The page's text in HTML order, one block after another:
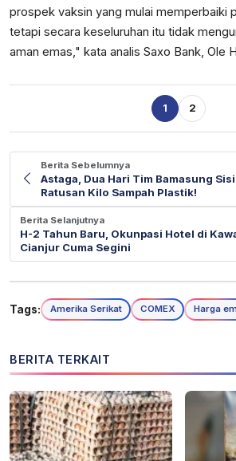
prospek vaksin yang mulai memperbaiki
tetapi secara keseluruhan itu tidak
aman emas," kata analis Saxo Bank, Ole
1 2
Berita Sebelumnya
Astaga, Dua Hari Tim Bamasung
Ratusan Kilo Sampah Plastik!
Berita Selanjutnya
H-2 Tahun Baru, Okunpasi Hotel di
Cianjur Cuma Segini
Tags: Amerika Serikat COMEX Harga
BERITA TERKAIT